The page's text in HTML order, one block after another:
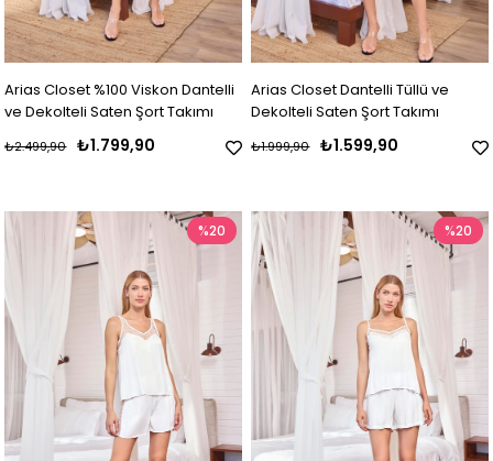
Arias Closet %100 Viskon Dantelli
ve Dekolteli Saten Şort Takımı
₺1.799,90
₺2.499,90
Arias Closet Dantelli Tüllü ve
Dekolteli Saten Şort Takımı
₺1.599,90
₺1.999,90
%20 %20